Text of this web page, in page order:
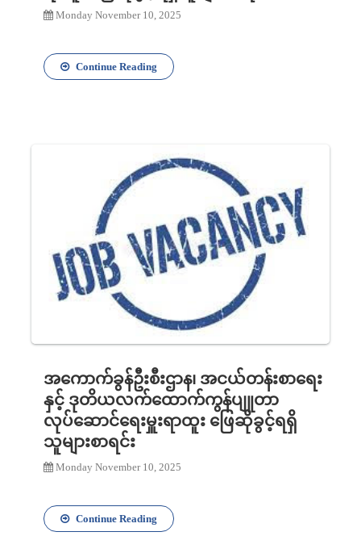
Monday November 10, 2025
Continue Reading
အကောက်ခွန်ဦးစီးဌာန၊ အငယ်တန်းစာရေး
နှင့် ဒုတိယလက်ထောက်ကွန်ပျူတာ
လုပ်ဆောင်ရေးမှူးရာထူး ဖြေဆိုခွင့်ရရှိ
သူများစာရင်း
Monday November 10, 2025
Continue Reading